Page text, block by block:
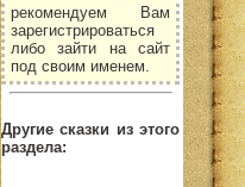
рекомендуем Вам
зарегистрироваться
либо зайти на сайт
под своим именем.
Другие сказки из этого
раздела: